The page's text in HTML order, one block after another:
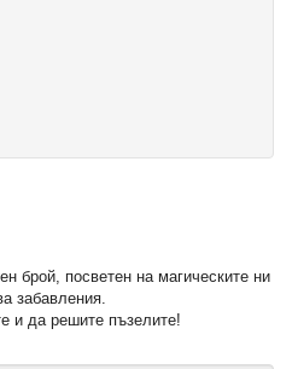
брой, посветен на магическите ни
забавления.
и да решите пъзелите!